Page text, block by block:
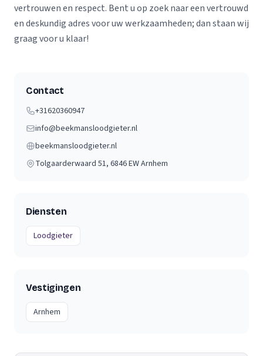
vertrouwen en respect. Bent u op zoek naar een vertrouwd
en deskundig adres voor uw werkzaamheden; dan staan wij
graag voor u klaar!
Contact
+31620360947
info@beekmansloodgieter.nl
beekmansloodgieter.nl
Tolgaarderwaard 51, 6846 EWArnhem
Diensten
Loodgieter
Vestigingen
Arnhem